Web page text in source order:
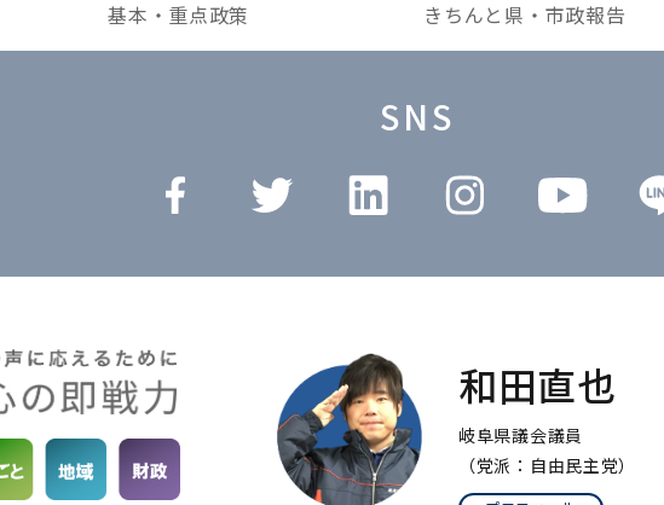
基本・重点政策 きちんと県・市政報告
SNS
和田直也
岐阜県議会議員
（党派：自由民主党）